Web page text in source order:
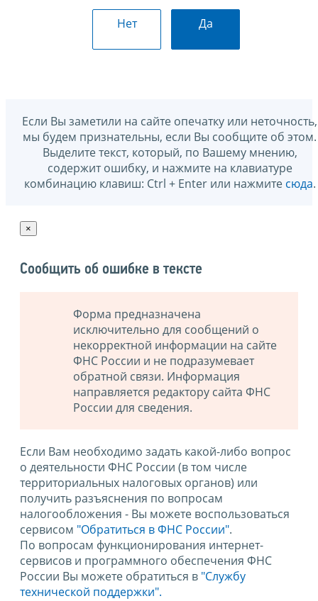
Нет Да
Если Вы заметили на сайте опечатку или неточность,
мы будем признательны, если Вы сообщите об этом.
Выделите текст, который, по Вашему мнению,
содержит ошибку, и нажмите на клавиатуре
комбинацию клавиш: Ctrl + Enter или нажмите сюда.
×
Сообщить об ошибке в тексте
Форма предназначена
исключительно для сообщений о
некорректной информации на сайте
ФНС России и не подразумевает
обратной связи. Информация
направляется редактору сайта ФНС
России для сведения.
Если Вам необходимо задать какой-либо вопрос
о деятельности ФНС России (в том числе
территориальных налоговых органов) или
получить разъяснения по вопросам
налогообложения - Вы можете воспользоваться
сервисом "Обратиться в ФНС России".
По вопросам функционирования интернет-
сервисов и программного обеспечения ФНС
России Вы можете обратиться в "Службу
технической поддержки".